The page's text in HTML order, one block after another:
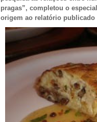
pragas”, completou o
origem ao relatório publicado